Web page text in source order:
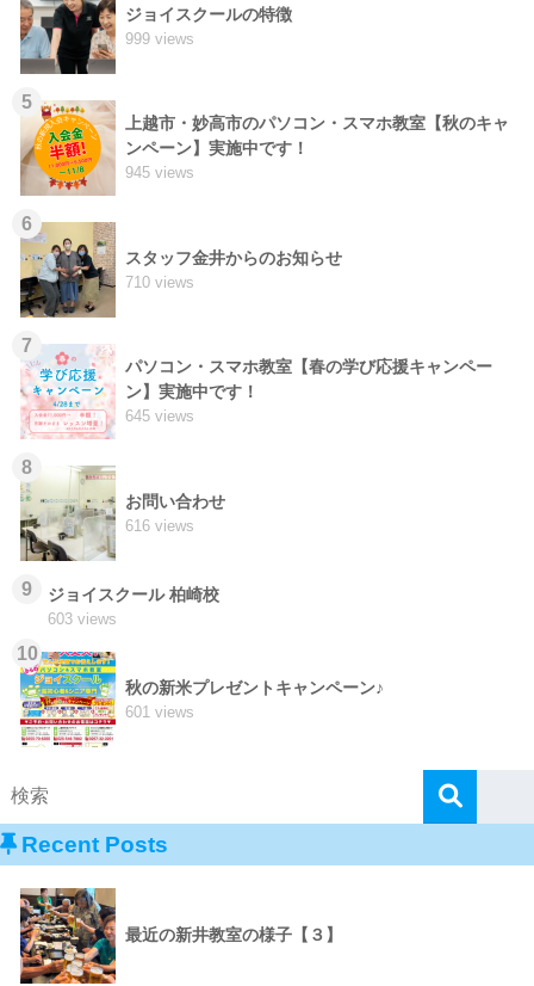
ジョイスクールの特徴
999 views
5
上越市・妙高市のパソコン・スマホ教室【秋のキャ
ンペーン】実施中です！
945 views
6
スタッフ金井からのお知らせ
710 views
7
パソコン・スマホ教室【春の学び応援キャンペー
ン】実施中です！
645 views
8
お問い合わせ
616 views
9 ジョイスクール 柏崎校
603 views
10
秋の新米プレゼントキャンペーン♪
601 views
Recent Posts
最近の新井教室の様子【３】